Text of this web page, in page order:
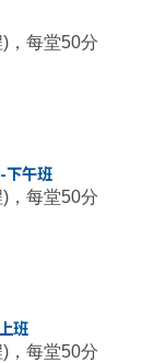
，每堂50分
午班
，每堂50分
班
，每堂50分